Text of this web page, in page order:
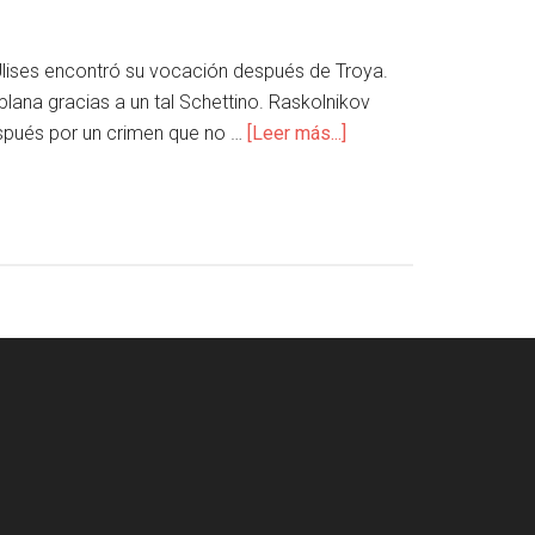
encontró su vocación después de Troya.
gracias a un tal Schettino. Raskolnikov
por un crimen que no … [Leer más...]